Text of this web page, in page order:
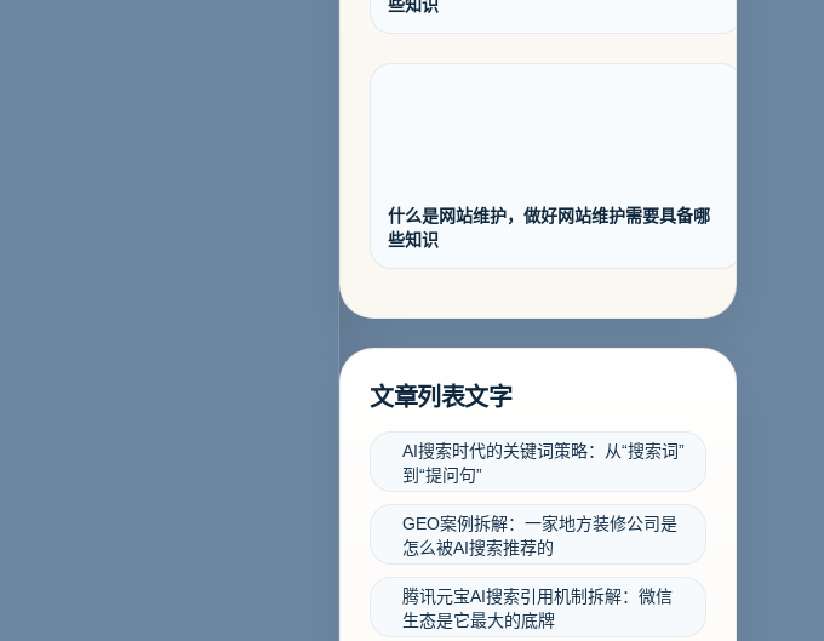
些知识
什么是网站维护，做好网站维护需要具备哪
些知识
文章列表文字
AI搜索时代的关键词策略：从“搜索词”
到“提问句”
GEO案例拆解：一家地方装修公司是
怎么被AI搜索推荐的
腾讯元宝AI搜索引用机制拆解：微信
生态是它最大的底牌